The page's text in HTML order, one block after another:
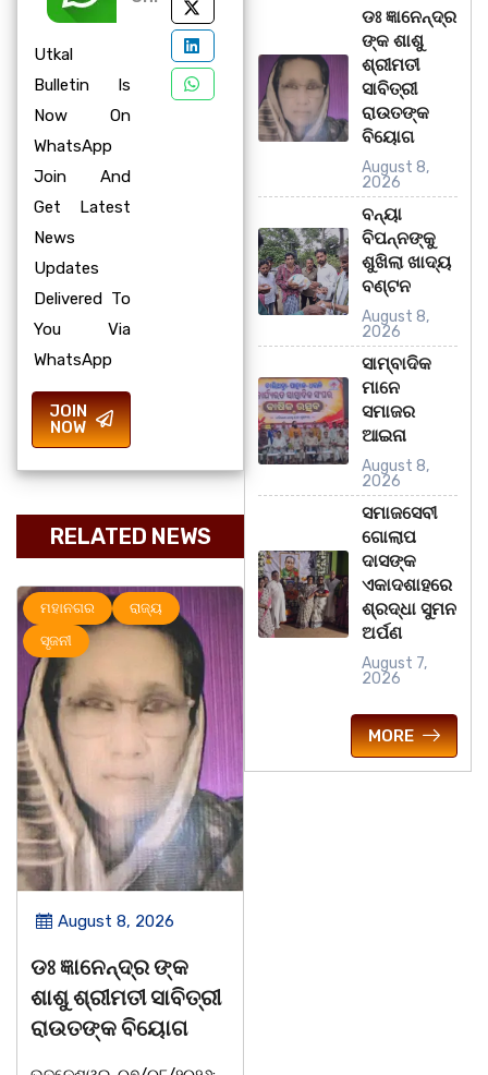
Utkal
Bulletin Is
Now On
WhatsApp
Join And
Get Latest
News
Updates
Delivered To
You Via
WhatsApp
JOIN
NOW
RELATED NEWS
ମହାନଗର
ରାଜ୍ୟ
ସୃଜନୀ
August 8, 2026
ଡଃ ଜ୍ଞାନେନ୍ଦ୍ର ଙ୍କ
ଶାଶୁ ଶ୍ରୀମତୀ ସାବିତ୍ରୀ
ରାଉତଙ୍କ ବିୟୋଗ
ମହାନଗର ରାଜ୍ୟ
ଡଃ ଜ୍ଞାନେନ୍ଦ୍ର
ଙ୍କ ଶାଶୁ
ଶ୍ରୀମତୀ
ସାବିତ୍ରୀ
ରାଉତଙ୍କ
ବିୟୋଗ
August 8,
2026
ବନ୍ୟା
ବିପନ୍ନଙ୍କୁ
ଶୁଖିଲା ଖାଦ୍ୟ
ବଣ୍ଟନ
August 8,
2026
ସାମ୍ବାଦିକ
ମାନେ
ସମାଜର
ଆଇନା
August 8,
2026
ସମାଜସେବୀ
ଗୋଲାପ
ଦାସଙ୍କ
ଏକାଦଶାହରେ
ଶ୍ରଦ୍ଧା ସୁମନ
ଅର୍ପଣ
August 7,
2026
MORE